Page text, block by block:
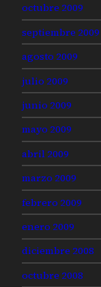
octubre 2009
septiembre 2009
agosto 2009
julio 2009
junio 2009
mayo 2009
abril 2009
marzo 2009
febrero 2009
enero 2009
diciembre 2008
octubre 2008